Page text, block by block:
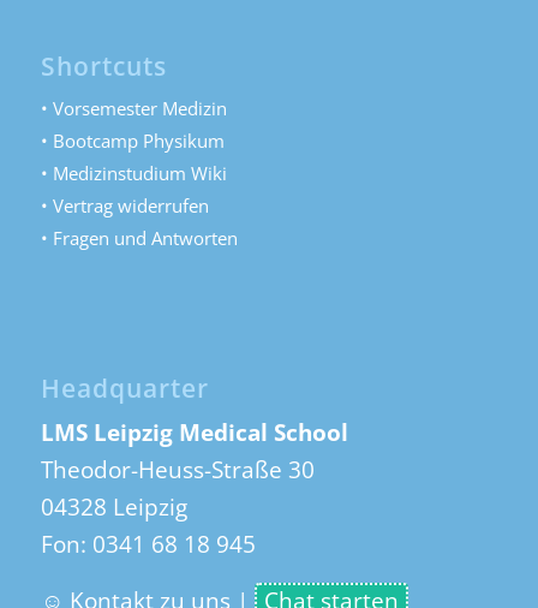
Shortcuts
• Vorsemester Medizin
• Bootcamp Physikum
• Medizinstudium Wiki
• Vertrag widerrufen
• Fragen und Antworten
Headquarter
LMS Leipzig Medical School
Theodor-Heuss-Straße 30
04328 Leipzig
Fon: 0341 68 18 945
☺ Kontakt zu uns | Chat starten